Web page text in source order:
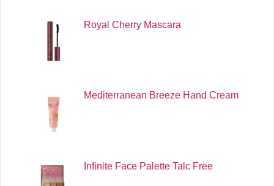
Royal Cherry Mascara
Mediterranean Breeze Hand Cream
Infinite Face Palette Talc Free